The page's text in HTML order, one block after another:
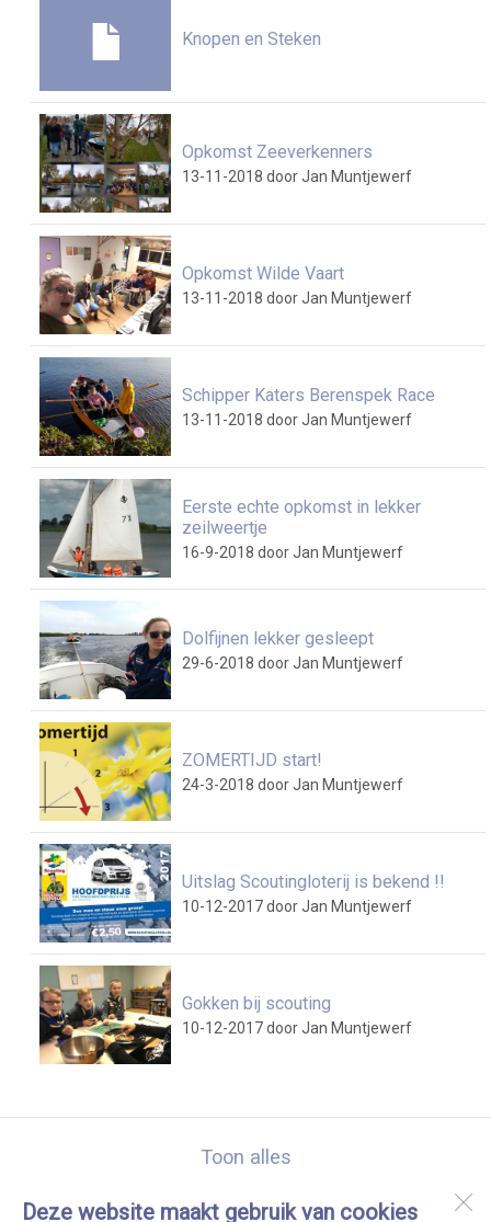
Deze website maakt gebruik van cookies
Knopen en Steken
Opkomst Zeeverkenners
13-11-2018 door Jan Muntjewerf
Opkomst Wilde Vaart
13-11-2018 door Jan Muntjewerf
Schipper Katers Berenspek Race
13-11-2018 door Jan Muntjewerf
Eerste echte opkomst in lekker
zeilweertje
16-9-2018 door Jan Muntjewerf
Dolfijnen lekker gesleept
29-6-2018 door Jan Muntjewerf
ZOMERTIJD start!
24-3-2018 door Jan Muntjewerf
Uitslag Scoutingloterij is bekend !!
10-12-2017door Jan Muntjewerf
Gokken bij scouting
10-12-2017door Jan Muntjewerf
Toon alles